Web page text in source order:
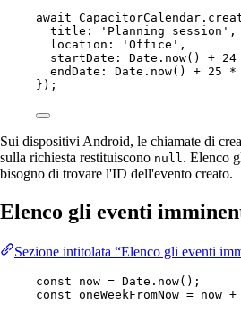
await CapacitorCalendar.
title:
'Planning session' ,
location:
'Office' ,
startDate: Date. now() + 24
endDate: Date. now() + 25 *
});
Sui dispositivi Android, le chiamate di
sulla richiesta restituiscono null. Elenco
bisogno di trovare l'ID dell'evento creato.
Elenco gli eventi
Sezione intitolata “Elenco gli eventi
const now = Date. now();
const oneWeekFromNow = now +